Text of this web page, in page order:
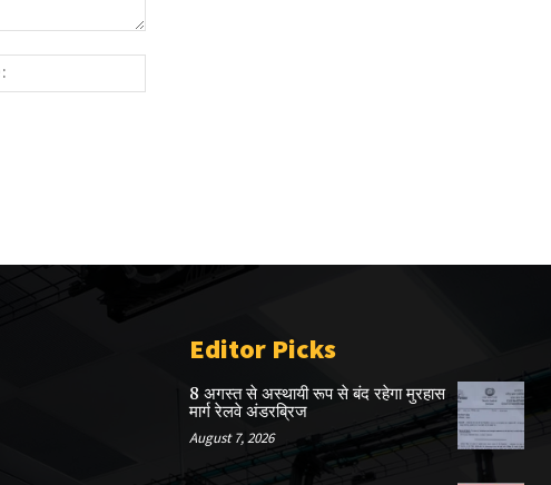
Editor Picks
8 अगस्त से अस्थायी रूप से बंद रहेगा मुरहास
मार्ग रेलवे अंडरब्रिज
August 7, 2026